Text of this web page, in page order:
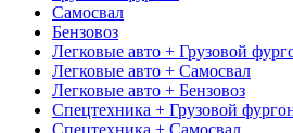
Самосвал
Бензовоз
Легковые авто + Грузовой
Легковые авто + Самосвал
Легковые авто + Бензовоз
Спецтехника + Грузовой
Спецтехника + Самосвал